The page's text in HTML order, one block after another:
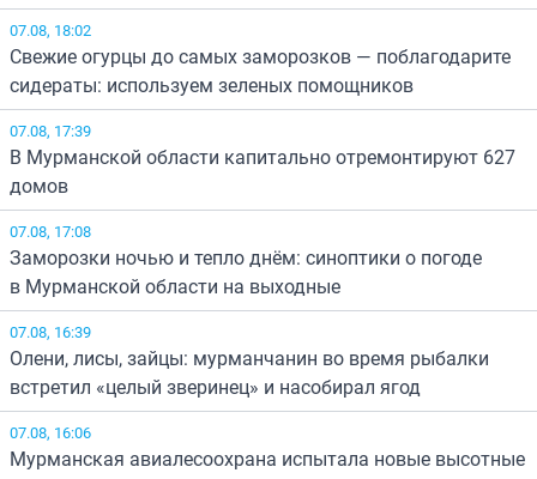
07.08, 18:02
Свежие огурцы до самых заморозков — поблагодарите
сидераты: используем зеленых помощников
07.08, 17:39
В Мурманской области капитально отремонтируют 627
домов
07.08, 17:08
Заморозки ночью и тепло днём: синоптики о погоде
в Мурманской области на выходные
07.08, 16:39
Олени, лисы, зайцы: мурманчанин во время рыбалки
встретил «целый зверинец» и насобирал ягод
07.08, 16:06
Мурманская авиалесоохрана испытала новые высотные